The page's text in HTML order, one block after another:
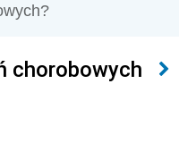
chorobowych